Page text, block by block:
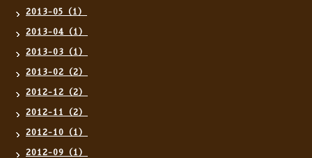
2013-05（1）
2013-04（1）
2013-03（1）
2013-02（2）
2012-12（2）
2012-11（2）
2012-10（1）
2012-09（1）